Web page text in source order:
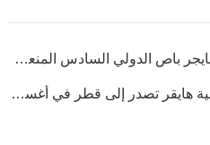
باص الدولي السادس المنعقد في سوتشو